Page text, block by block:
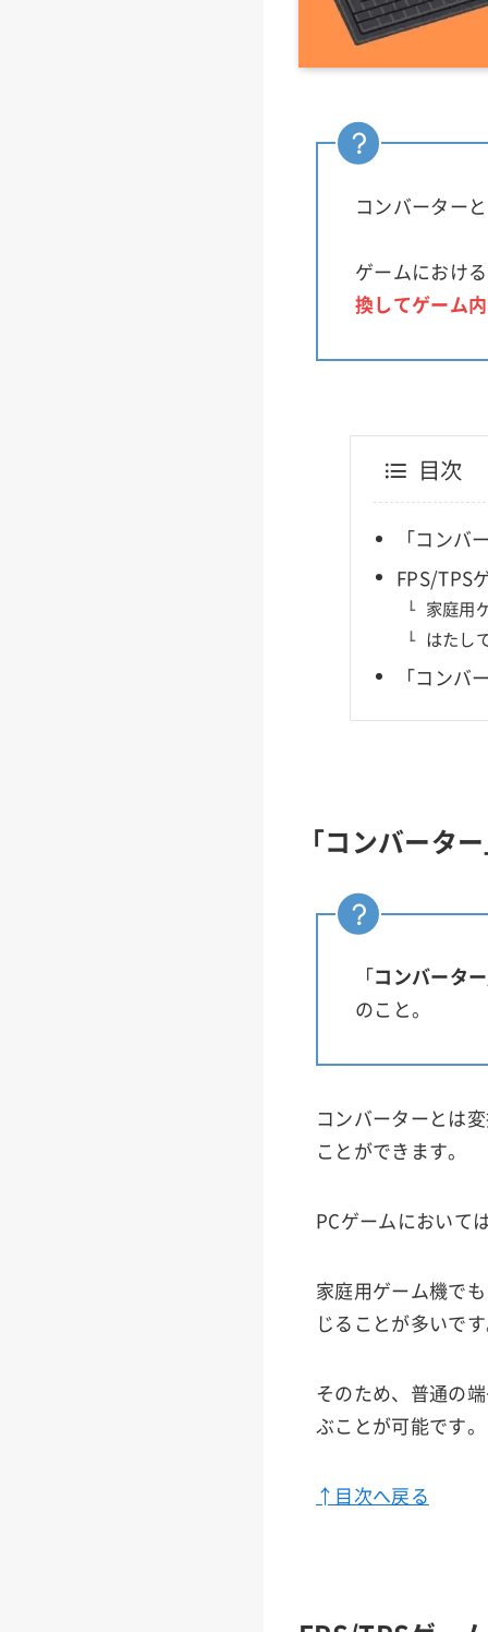
コンバーター
ゲームにおけ
換してゲーム
目次
「コンバ
FPS/TPS
家庭用
はたし
「コンバ
「コンバータ
「 コンバーター
のこと。
コンバーターとは
ことができます。
PCゲームにおいて
家庭用ゲーム機で
じることが多いで
そのため、普通の
ぶことが可能です。
↑目次へ戻る